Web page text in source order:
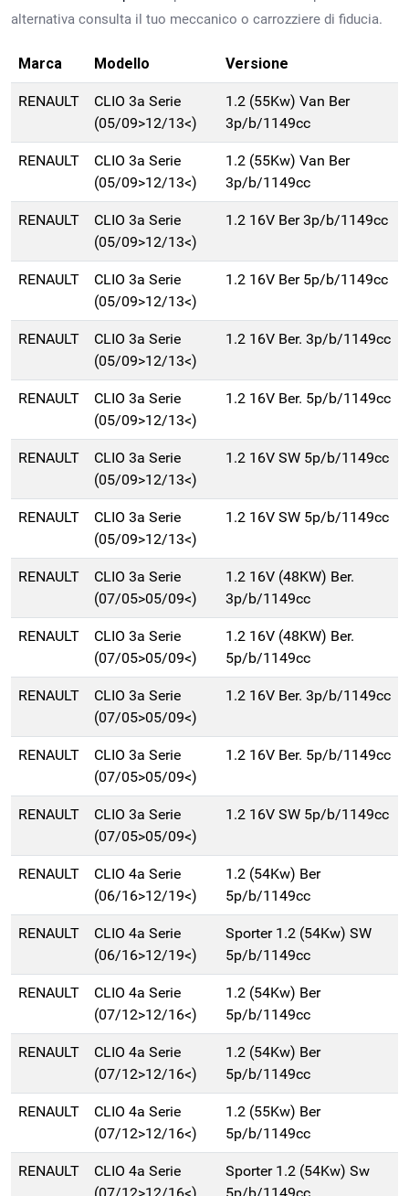
alternativa consulta il tuo meccanico o carrozziere di fiducia.
Marca Modello Versione
RENAULT
CLIO 3a Serie
(05/09>12/13<)
1.2 (55Kw) Van Ber
3p/b/1149cc
RENAULT
CLIO 3a Serie
(05/09>12/13<)
1.2 (55Kw) Van Ber
3p/b/1149cc
RENAULT
CLIO 3a Serie
(05/09>12/13<)
1.2 16V Ber 3p/b/1149cc
RENAULT
CLIO 3a Serie
(05/09>12/13<)
1.2 16V Ber 5p/b/1149cc
RENAULT
CLIO 3a Serie
(05/09>12/13<)
1.2 16V Ber. 3p/b/1149cc
RENAULT
CLIO 3a Serie
(05/09>12/13<)
1.2 16V Ber. 5p/b/1149cc
RENAULT
CLIO 3a Serie
(05/09>12/13<)
1.2 16V SW 5p/b/1149cc
RENAULT
CLIO 3a Serie
(05/09>12/13<)
1.2 16V SW 5p/b/1149cc
RENAULT
CLIO 3a Serie
(07/05>05/09<)
1.2 16V (48KW) Ber.
3p/b/1149cc
RENAULT
CLIO 3a Serie
(07/05>05/09<)
1.2 16V (48KW) Ber.
5p/b/1149cc
RENAULT
CLIO 3a Serie
(07/05>05/09<)
1.2 16V Ber. 3p/b/1149cc
RENAULT
CLIO 3a Serie
(07/05>05/09<)
1.2 16V Ber. 5p/b/1149cc
RENAULT
CLIO 3a Serie
(07/05>05/09<)
1.2 16V SW 5p/b/1149cc
RENAULT
CLIO 4a Serie
(06/16>12/19<)
1.2 (54Kw) Ber
5p/b/1149cc
RENAULT
CLIO 4a Serie
(06/16>12/19<)
Sporter 1.2 (54Kw) SW
5p/b/1149cc
RENAULT
CLIO 4a Serie
(07/12>12/16<)
1.2 (54Kw) Ber
5p/b/1149cc
RENAULT
CLIO 4a Serie
(07/12>12/16<)
1.2 (54Kw) Ber
5p/b/1149cc
RENAULT
CLIO 4a Serie
(07/12>12/16<)
1.2 (55Kw) Ber
5p/b/1149cc
RENAULT
CLIO 4a Serie
(07/12>12/16<)
Sporter 1.2 (54Kw) Sw
5p/b/1149cc